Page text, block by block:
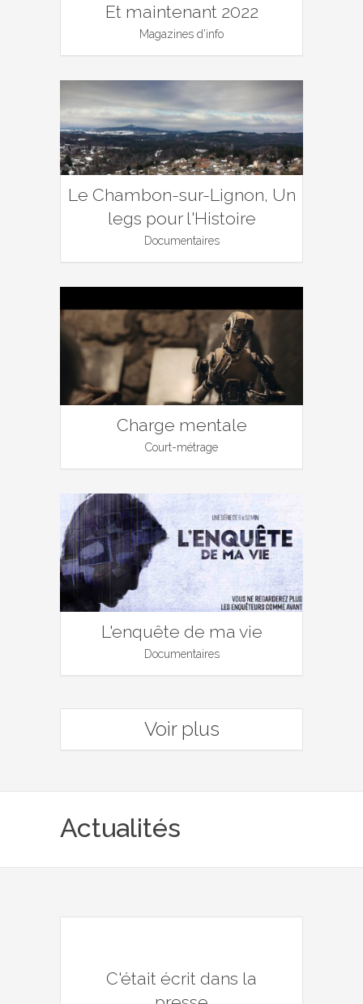
Et maintenant 2022
Magazines d'info
Le Chambon-sur-Lignon, Un
legs pour l'Histoire
Documentaires
Charge mentale
Court-métrage
L'enquête de ma vie
Documentaires
Voir plus
Actualités
C'était écrit dans la